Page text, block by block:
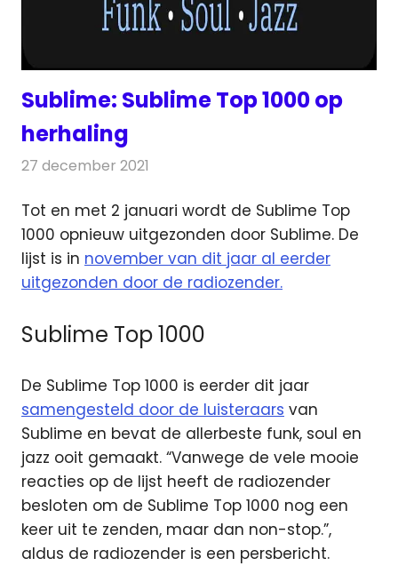
Sublime: Sublime Top 1000 op
herhaling
27 december 2021
Tot en met 2 januari wordt de Sublime Top
1000 opnieuw uitgezonden door Sublime. De
lijst is in november van dit jaar al eerder
uitgezonden door de radiozender.
Sublime Top 1000
De Sublime Top 1000 is eerder dit jaar
samengesteld door de luisteraars van
Sublime en bevat de allerbeste funk, soul en
jazz ooit gemaakt. “Vanwege de vele mooie
reacties op de lijst heeft de radiozender
besloten om de Sublime Top 1000 nog een
keer uit te zenden, maar dan non-stop.”,
aldus de radiozender is een persbericht.